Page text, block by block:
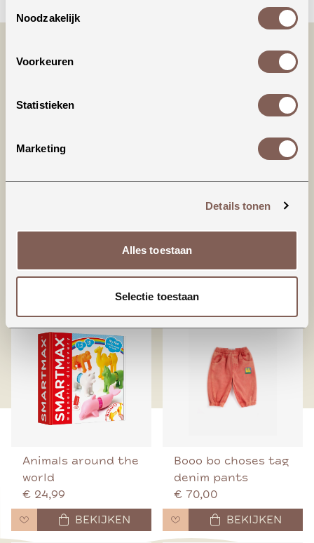
Noodzakelijk
Voorkeuren
Statistieken
Marketing
Details tonen
Alles toestaan
Selectie toestaan
nieuw binnen
Animals around the
world
€ 24,99
BEKIJKEN
Booo bo choses tag
denim pants
€ 70,00
BEKIJKEN